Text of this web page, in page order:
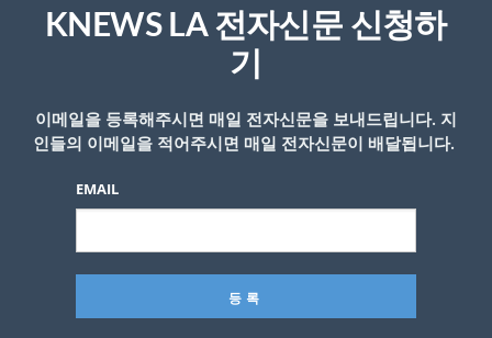
‘Amtrak Joe’ 가슴 아픈 가족사..조 바이든, 그는
KNEWS LA 전자신문 신청하
기
이메일을 등록해주시면 매일 전자신문을 보내드립니다. 지
인들의 이메일을 적어주시면 매일 전자신문이 배달됩니다.
EMAIL